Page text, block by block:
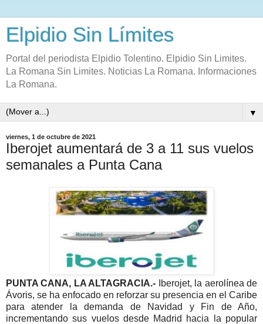
Elpidio Sin Límites
Portal del periodista Elpidio Tolentino. Elpidio Sin Limites.
La Romana Sin Limites. Noticias La Romana. Informaciones
La Romana.
▼
viernes, 1 de octubre de 2021
Iberojet aumentará de 3 a 11 sus vuelos
semanales a Punta Cana
PUNTA CANA, LA ALTAGRACIA.-
Iberojet, la aerolínea de
Ávoris, se ha enfocado en reforzar su presencia en el Caribe
para atender la demanda de Navidad y Fin de Año,
incrementando sus vuelos desde Madrid hacia la popular